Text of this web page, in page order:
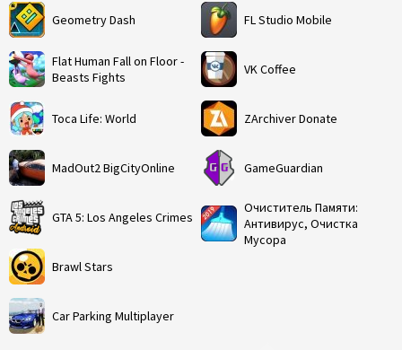
Geometry Dash
Flat Human Fall on Floor -
Beasts Fights
Toca Life: World
MadOut2 BigCityOnline
GTA 5: Los Angeles Crimes
Brawl Stars
Car Parking Multiplayer
FL Studio Mobile
VK Coffee
ZArchiver Donate
GameGuardian
Очиститель Памяти:
Антивирус, Очистка
Мусора